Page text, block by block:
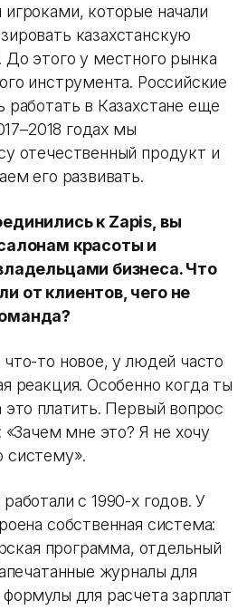
которые начали
казахстанскую
этого у местного рынка
инструмента. Российские
работать в Казахстане еще
годах мы
отечественный продукт и
его развивать.
к Zapis, вы
красоты и
бизнеса. Что
от клиентов, чего не
то новое, у людей часто
реакция. Особенно когда ты
платить. Первый вопрос
«Зачем мне это? Я не хочу
систему».
с 1990-х годов. У
собственная система:
программа, отдельный
журналы для
для расчета зарплат